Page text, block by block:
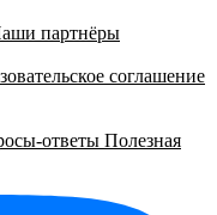
партнёры
соглашение
ответы Полезная